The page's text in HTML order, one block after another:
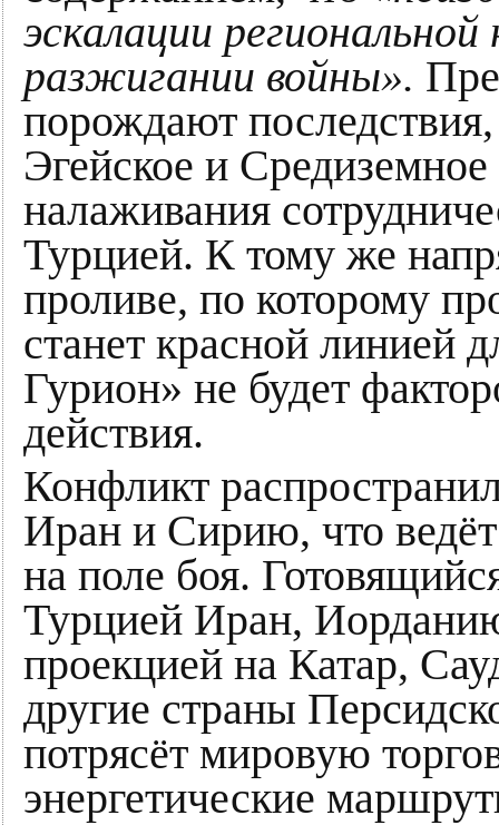
эскалации
разжигании войны».
порождают
Эгейское и
налаживания
Турцией. К тому же
проливе, по которому
станет красной линией
Гурион» не будет
действия.
Конфликт
Иран и Сирию, что
на поле боя.
Турцией Иран,
проекцией на Катар,
другие страны
потрясёт мировую
энергетические